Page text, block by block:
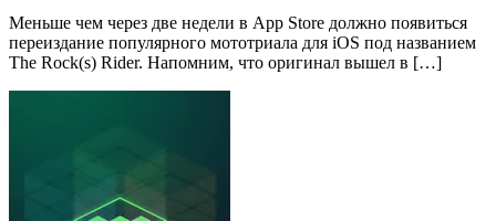
Меньше чем через две недели в App Store должно появиться
переиздание популярного мототриала для iOS под названием
The Rock(s) Rider. Напомним, что оригинал вышел в […]